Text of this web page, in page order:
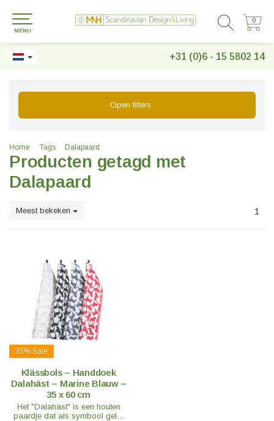
+31 (0)6 - 15 5802 14
0
0
MENU
Open filters
Home Tags Dalapaard
Producten getagd met
Dalapaard
Meest bekeken 1
35% Sale
Klässbols – Handdoek
Dalahäst – Marine Blauw –
35 x 60 cm
Het "Dalahäst" is een houten
paardje dat als symbool geldt